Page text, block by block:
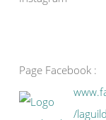
Page Facebook :
/